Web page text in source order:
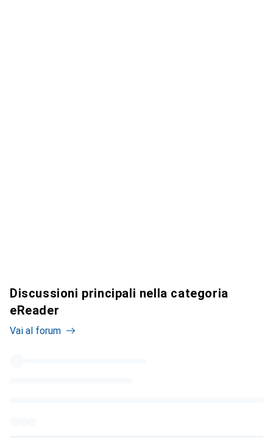
Discussioni principali nella categoria
eReader
Vai al forum